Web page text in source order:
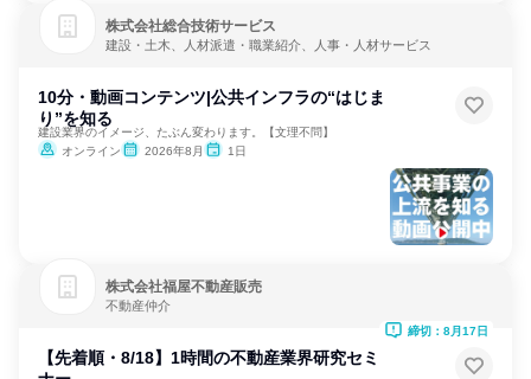
株式会社総合技術サービス
建設・土木、人材派遣・職業紹介、人事・人材サービス
10分・動画コンテンツ|公共インフラの“はじま
り”を知る
建設業界のイメージ、たぶん変わります。【文理不問】
オンライン
2026年8月 1日
株式会社福屋不動産販売
不動産仲介
【先着順・8/18】1時間の不動産業界研究セミ
締切：8月17日